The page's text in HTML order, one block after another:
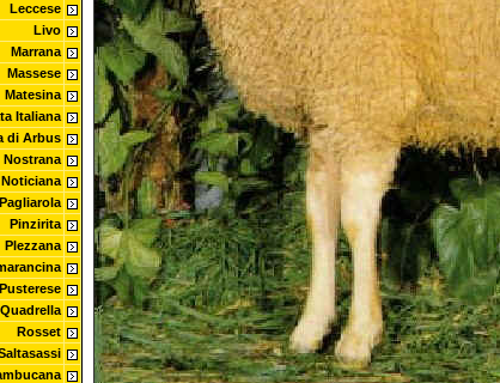
Leccese
Livo
Marrana
Massese
Matesina
Italiana
di Arbus
Nostrana
Noticiana
Pagliarola
Pinzirita
Plezzana
Pusterese
Quadrella
Rosset